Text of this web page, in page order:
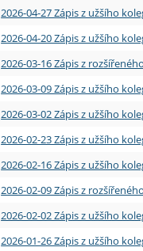
Absolventi fakulty
Vyjíždějící zaměstnanci
2026-04-27 Zápis z užšího
2026-04-20 Zápis z užšího
2026-03-16 Zápis z
2026-03-09 Zápis z užšího
2026-03-02 Zápis z užšího
2026-02-23 Zápis z užšího
2026-02-16 Zápis z užšího
2026-02-09 Zápis z
2026-02-02 Zápis z užšího
2026-01-26 Zápis z užšího